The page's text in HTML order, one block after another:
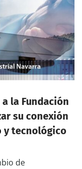
la Fundación
su conexión
y tecnológico
de